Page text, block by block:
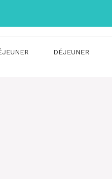
DÉJEUNER